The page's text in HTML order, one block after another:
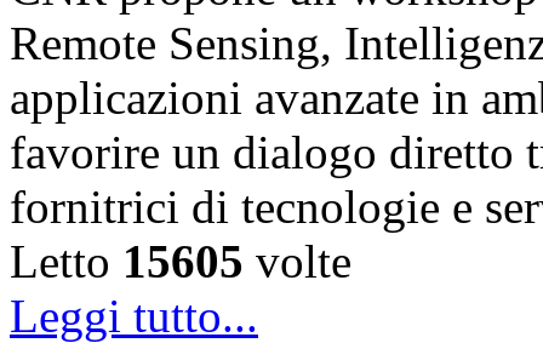
Remote Sensing,
applicazioni avanzate in
favorire un dialogo diretto
fornitrici di tecnologie e
Letto 15605 volte
Leggi tutto...